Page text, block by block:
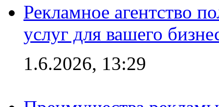
Рекламное агентство
услуг для вашего
1.6.2026, 13:29